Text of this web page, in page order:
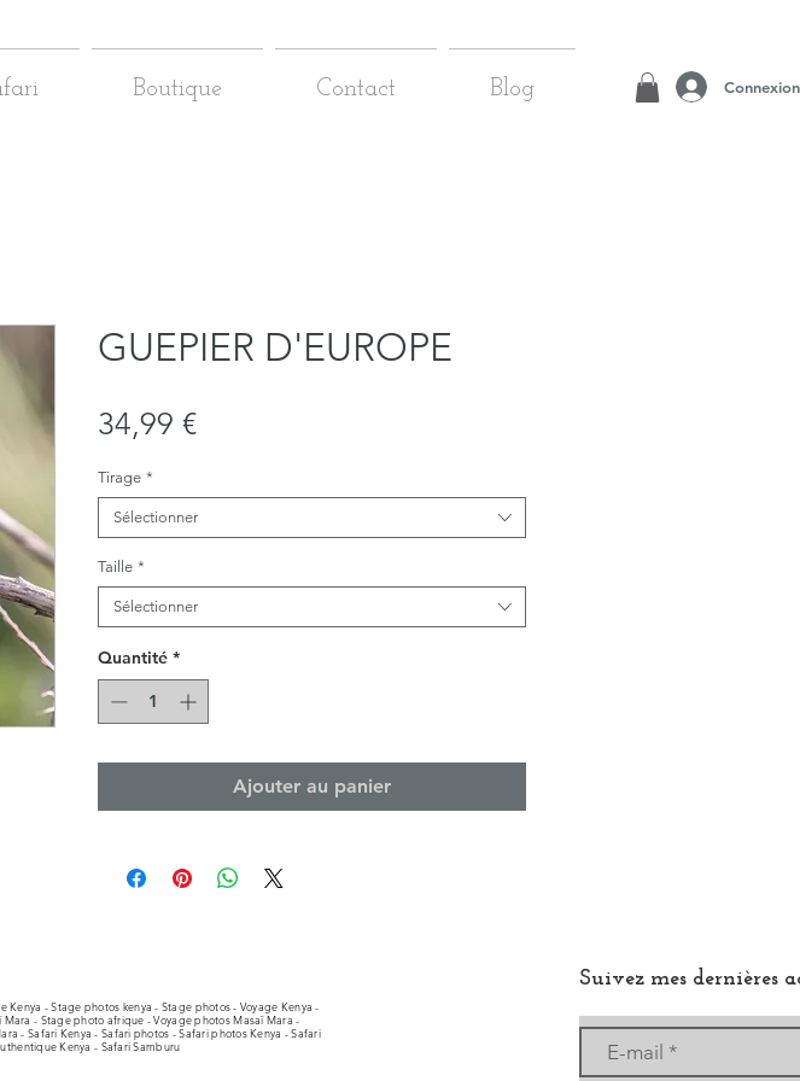
Connexion
GUEPIER D'EUROPE
34,99 €Prix
Tirage *
Sélectionner
Taille *
Sélectionner
Quantité *
Ajouter au panier
Boutique Contact Blog
Kenya -Stage photos kenya - Stage photos - Voyage Kenya -
- Stage photo afrique - Voyage photos Masaï Mara -
- Safari Kenya - Safari photos - Safari photos Kenya - Safari
Kenya - Safari Samburu
Suivez mes dernières